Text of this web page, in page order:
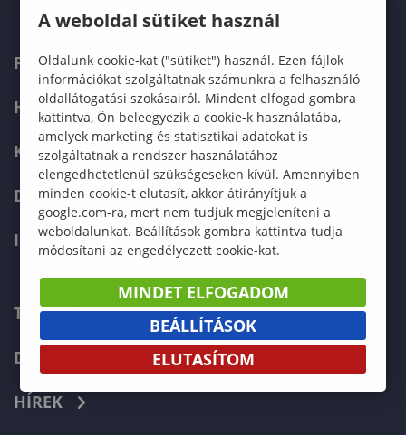
FELVÉTELIZŐKNEK
HALLGATÓKNAK
KÉPZÉSEK
DOKTORI ISKOLA
INTERNATIONAL
TELEFONKÖNYV
DOKUMENTUMOK
HÍREK
A weboldal sütiket használ
Oldalunk cookie-kat ("sütiket") használ. Ezen fájlok
információkat szolgáltatnak számunkra a felhasználó
oldallátogatási szokásairól. Mindent elfogad gombra
kattintva, Ön beleegyezik a cookie-k használatába,
amelyek marketing és statisztikai adatokat is
szolgáltatnak a rendszer használatához
elengedhetetlenül szükségeseken kívül. Amennyiben
minden cookie-t elutasít, akkor átirányítjuk a
google.com-ra, mert nem tudjuk megjeleníteni a
weboldalunkat. Beállítások gombra kattintva tudja
módosítani az engedélyezett cookie-kat.
MINDET ELFOGADOM
BEÁLLÍTÁSOK
ELUTASÍTOM